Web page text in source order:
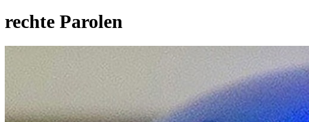
rechte Parolen